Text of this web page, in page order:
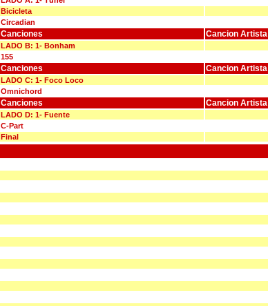
Bicicleta
Circadian
Canciones Cancion Artista
LADO B: 1- Bonham
155
Canciones Cancion Artista
LADO C: 1- Foco Loco
Omnichord
Canciones Cancion Artista
LADO D: 1- Fuente
C-Part
Final